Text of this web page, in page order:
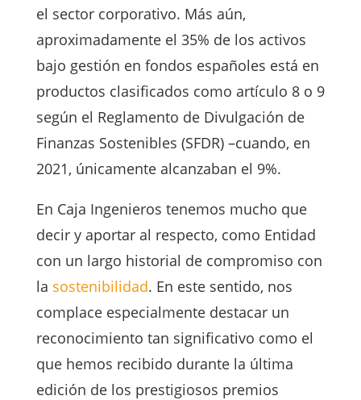
el sector corporativo. Más aún,
aproximadamente el 35% de los activos
bajo gestión en fondos españoles está en
productos clasificados como artículo 8 o 9
según el Reglamento de Divulgación de
Finanzas Sostenibles (SFDR) –cuando, en
2021, únicamente alcanzaban el 9%.
En Caja Ingenieros tenemos mucho que
decir y aportar al respecto, como Entidad
con un largo historial de compromiso con
la sostenibilidad. En este sentido, nos
complace especialmente destacar un
reconocimiento tan significativo como el
que hemos recibido durante la última
edición de los prestigiosos premios